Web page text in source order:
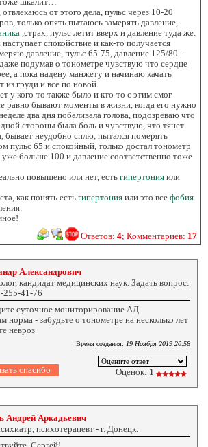
от этого дела, пульс через 10-20
только опять пытаюсь замерять давление,
,страх, пульс летит вверх и давление туда же.
спокойствие и как-то получается
давление, пульс 65-75, давление 125/80 -
подумав о тонометре чувствую что сердце
а пока надену манжету и начинаю качать
груди и все по новой.
у кого-то также было и кто-то с этим смог
равно бывают моменты в жизни, когда его нужно
два дня побаливала голова, подозреваю что
стороны была боль и чувствую, что тянет
неудобно сплю, пытался померять
пульс 65 и спокойный, только достал тонометр
уже больше 100 и давление соответственно тоже
повышено или нет, есть гипертония или
как понять есть гипертония или это все фобия
Ответов: 4; Комментариев: 17
Александрович
кандидат медицинских наук. Задать вопрос:
255-41-76
суточное мониторирование АД
норма - забудьте о тонометре на несколько лет
невроз
Время создания: 19 Ноября 2019 20:58
Оценок: 1
Андрей Аркадьевич
психотерапевт - г. Донецк.
Сергей!